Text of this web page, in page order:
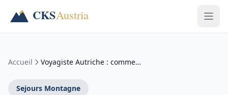
Accueil Voyagiste Autriche : comment choisir le bon …
Sejours Montagne